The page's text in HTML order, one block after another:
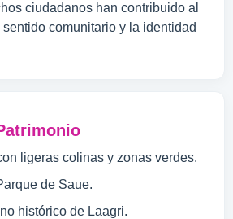
ciudadanos han contribuido al
comunitario y la identidad
ligeras colinas y zonas verdes.
de Saue.
histórico de Laagri.